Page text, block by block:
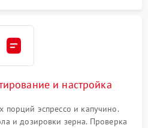
и настройка
порций эспрессо и капучино.
и дозировки зерна. Проверка